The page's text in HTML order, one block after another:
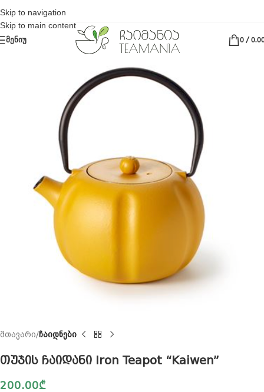
Skip to navigation
Skip to main content
ᲛᲔᲜᲘᲣ 0/
მთავარი ჩაიდნები
თუჯის ჩაიდანი Iron Teapot “Kaiwen”
200.00₾